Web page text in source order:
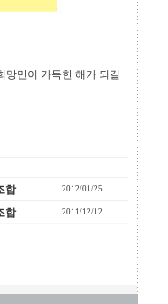
망만이 가득한 해가 되길
합 2012/01/25
합 2011/12/12